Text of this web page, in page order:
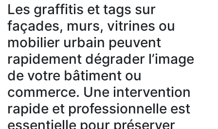
Les graffitis et tags sur
façades, murs, vitrines ou
mobilier urbain peuvent
rapidement dégrader l’image
de votre bâtiment ou
commerce. Une intervention
rapide et professionnelle est
essentielle pour préserver